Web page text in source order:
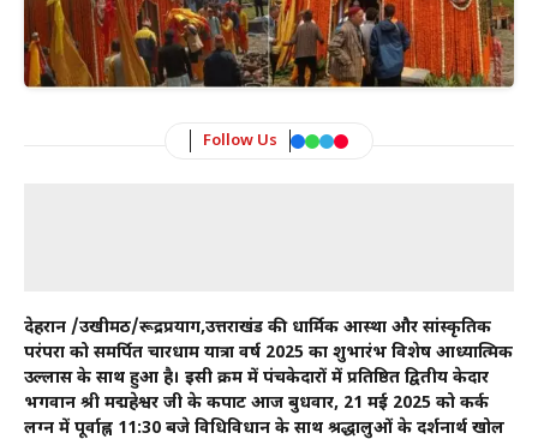
Follow Us
देहरादून /उखीमठ/रूद्रप्रयाग,उत्तराखंड की धार्मिक आस्था और सांस्कृतिक
परंपरा को समर्पित चारधाम यात्रा वर्ष 2025 का शुभारंभ विशेष आध्यात्मिक
उल्लास के साथ हुआ है। इसी क्रम में पंचकेदारों में प्रतिष्ठित द्वितीय केदार
भगवान श्री मद्महेश्वर जी के कपाट आज बुधवार, 21 मई 2025 को कर्क
लग्न में पूर्वाह्न 11:30 बजे विधिविधान के साथ श्रद्धालुओं के दर्शनार्थ खोल